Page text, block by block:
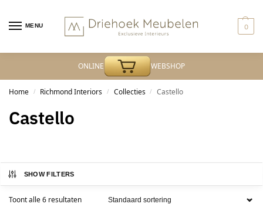
MENU 0
ONLINE WEBSHOP
Home / Richmond Interiors / Collecties / Castello
Castello
SHOW FILTERS
Toont alle 6 resultaten